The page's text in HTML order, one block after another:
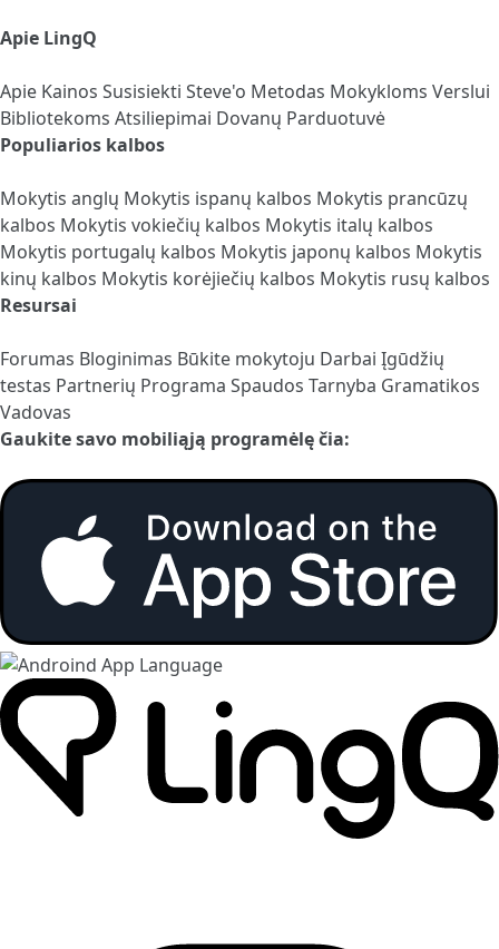
Apie LingQ
Apie Kainos Susisiekti Steve'o Metodas Mokykloms Verslui
Bibliotekoms Atsiliepimai Dovanų Parduotuvė
Populiarios kalbos
Mokytis anglų Mokytis ispanų kalbos Mokytis prancūzų
kalbos Mokytis vokiečių kalbos Mokytis italų kalbos
Mokytis portugalų kalbos Mokytis japonų kalbos Mokytis
kinų kalbos Mokytis korėjiečių kalbos Mokytis rusų kalbos
Resursai
Forumas Bloginimas Būkite mokytoju Darbai Įgūdžių
testas Partnerių Programa Spaudos Tarnyba Gramatikos
Vadovas
Gaukite savo mobiliąją programėlę čia: